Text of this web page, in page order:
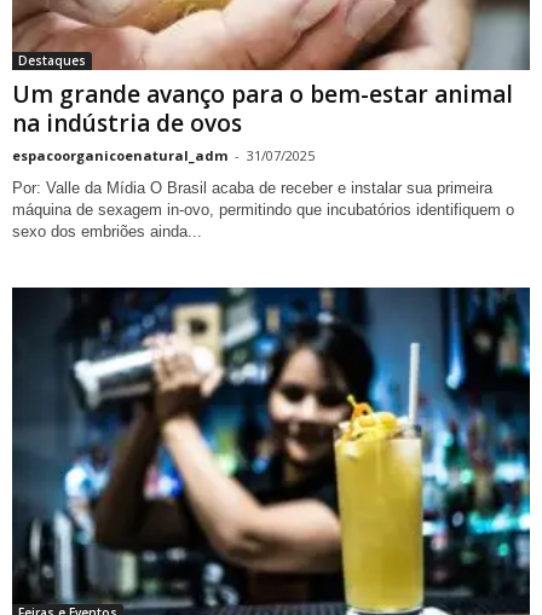
Destaques
Um grande avanço para o bem-estar animal
na indústria de ovos
espacoorganicoenatural_adm - 31/07/2025
Por: Valle da Mídia O Brasil acaba de receber e instalar sua primeira
máquina de sexagem in-ovo, permitindo que incubatórios identifiquem o
sexo dos embriões ainda...